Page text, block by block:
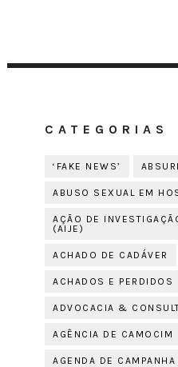
CATEGORIAS
‘FAKE NEWS’
ABUSO SEXUAL EM
AÇÃO DE
(AIJE)
ACHADO DE CADÁVER
ACHADOS E PERDIDOS
ADVOCACIA &
AGÊNCIA DE CAMOCIM
AGENDA DE CAMPANHA